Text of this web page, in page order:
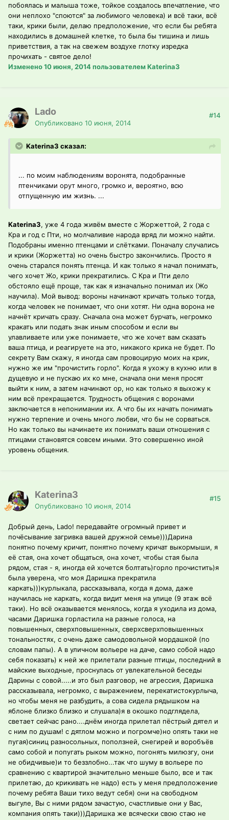
побоялась и малыша тоже, тойкое создалось впечатление, что
они неплохо "споются" за любимого человека) и всё таки, всё
таки, крики были, делаю предположение, что если бы ребята
находились в домашней клетке, то была бы тишина и лишь
приветствия, а так на свежем воздухе глотку изредка
прочихать - святое дело!
Изменено10 июня, 2014пользователем Katerina3
Lado
Опубликовано 10 июня, 2014
#14
Katerina3 сказал:
... по моим наблюдениям воронята, подобранные
птенчиками орут много, громко и, вероятно, всю
отпущенную им жизнь. ...
Katerina3, уже 4 года живём вместе с Жоржеттой, 2 года с
Кра и год с Пти, но молчаливие народа вряд ли можно найти.
Подобраны именно птенцами и слётками. Поначалу случались
и крики (Жоржетта) но очень быстро закончились. Просто я
очень старался понять птенца. И как только я начал понимать,
чего хочет Жо, крики прекратились. С Кра и Пти дело
обстояло ещё проще, так как я изначально понимал их (Жо
научила). Мой вывод: вороны начинают кричать только тогда,
когда человек не понимает, что они хотят. Ни одна ворона не
начнёт кричать сразу. Сначала она может бурчать, негромко
кракать или подать знак иным способом и если вы
улавливаете или уже понимаете, что же хочет вам сказать
ваша птица, и реагируете на это, никакого крика не будет. По
секрету Вам скажу, я иногда сам провоцирую моих на крик,
нужно же им "прочистить горло". Когда я ухожу в кухню или в
дущевую и не пускаю их ко мне, сначала они меня просят
выйти к ним, а затем начинают ор, но как только я выхожу к
ним всё прекращается. Трудность общения с воронами
заключается в непонимании их. А что бы их начать понимать
нужно терпение и очень много любви, что бы не сорваться.
Но как только вы начинаете их понимать ваши отношения с
птицами становятся совсем иными. Это совершенно иной
уровень общения.
Katerina3
Опубликовано 10 июня, 2014
#15
Добрый день, Lado! передавайте огромный привет и
почёсывание загривка вашей дружной семье)))Дарина
понятно почему кричит, понятно почему кричат выкормыши, я
её стая, она хочет общаться, она хочет, чтобы стая была
рядом, стая - я, иногда ей хочется болтать)горло прочистить)я
была уверена, что моя Даришка прекратила
каркать)))курлыкала, рассказывала, когда я дома, даже
научилась не каркать, когда видит меня на улице (9 этаж всё
таки). Но всё оказывается менялось, когда я уходила из дома,
часами Даришка горластила на разные голоса, на
повышенных, сверхповышенных, сверхсверхповышенных
тональностях, с очень даже самодовольной мордашкой (по
словам папы). А в уличном вольере на даче, само собой надо
себя показать) к ней же прилетали разные птицы, последний в
майские выходные, проснулась от увлекательной беседы
Дарины с совой.....и это был разговор, не агрессия, Даришка
рассказывала, негромко, с выражением, перекатистокурлыча,
но чтобы меня не разбудить, а сова сидела рядышком на
яблоне близко близко и слушала)я в окошко подглядела,
светает сейчас рано....днём иногда прилетал пёстрый дятел и
с ним по душам! с дятлом можно и погромче)но опять таки не
пугая)синиц разносольных, поползней, снегирей и воробъёв
само собой и попугать рыком можно, погонять милюзгу, они
не обидчивые)и то беззлобно...так что шуму в вольере по
сравнению с квартирой значительно меньше было, все и так
прилетаю, до крикивать не надо) есть у меня предположение
почему ребята Ваши тихо ведут себя) они на свободном
выгуле, Вы с ними рядом зачастую, счастливые они у Вас,
компания опять таки)))Даришка же всячески свою стаю не